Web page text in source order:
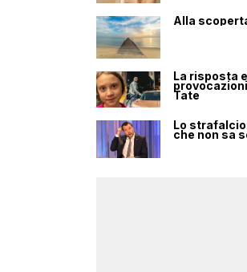
Alla
La risposta
Tate
Lo
che non sa